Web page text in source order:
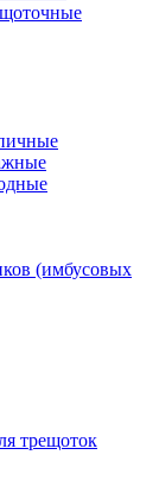
(имбусовых
трещоток